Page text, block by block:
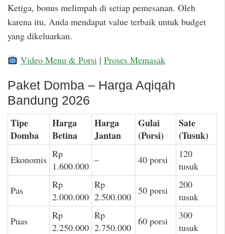
Ketiga, bonus melimpah di setiap pemesanan. Oleh
karena itu, Anda mendapat value terbaik untuk budget
yang dikeluarkan.
Video Menu & Porsi| Proses Memasak
Paket Domba – Harga Aqiqah
Bandung 2026
Tipe
Domba
Harga
Betina
Harga
Jantan
Gulai
(Porsi)
Sate
(Tusuk)
Ekonomis Rp
1.600.000
– 40 porsi
120
tusuk
Pas
Rp
2.000.000
Rp
2.500.000
50 porsi
200
tusuk
Puas
Rp
2.250.000
Rp
2.750.000
60 porsi
300
tusuk